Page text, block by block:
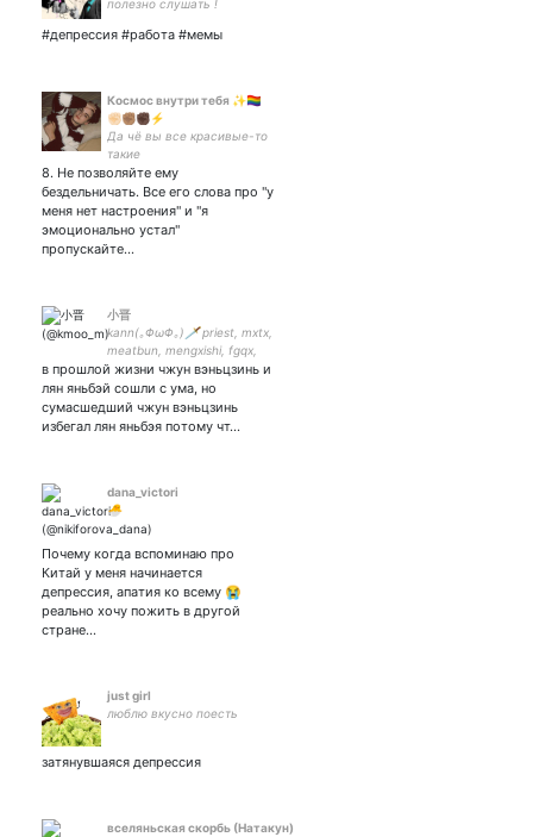
полезно слушать !
#депрессия #работа #мемы
Космос внутри тебя ✨🏳️‍🌈
✊🏻✊🏽✊🏿⚡
Да чё вы все красивые-то
такие
8. Не позволяйте ему
бездельничать. Все его слова про "у
меня нет настроения" и "я
эмоционально устал"
пропускайте…
小晋
kann(｡ΦωΦ｡)🗡️ priest, mxtx,
meatbun, mengxishi, fgqx,
tang jiuqing, ftyx /
выступаю в цирке лоу
мугэ/ не умею шутить/
много крика/ ❤️spoilers
в прошлой жизни чжун вэньцзинь и
лян яньбэй сошли с ума, но
сумасшедший чжун вэньцзинь
избегал лян яньбэя потому чт…
dana_victori
🐣
Почему когда вспоминаю про
Китай у меня начинается
депрессия, апатия ко всему 😭
реально хочу пожить в другой
стране…
just girl
люблю вкусно поесть
затянувшаяся депрессия
вселяньская скорбь (Натакун)